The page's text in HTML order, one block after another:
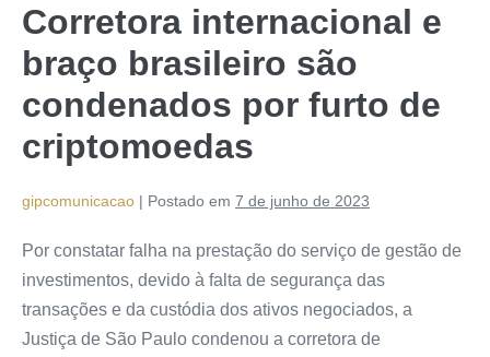
Corretora internacional e
braço brasileiro são
condenados por furto de
criptomoedas
gipcomunicacao | Postado em 7 de junho de 2023
Por constatar falha na prestação do serviço de gestão de
investimentos, devido à falta de segurança das
transações e da custódia dos ativos negociados, a
Justiça de São Paulo condenou a corretora de